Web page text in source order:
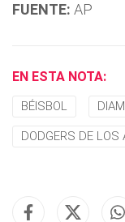
FUENTE: AP
EN ESTA NOTA:
BÉISBOL
DODGERS DE LOS